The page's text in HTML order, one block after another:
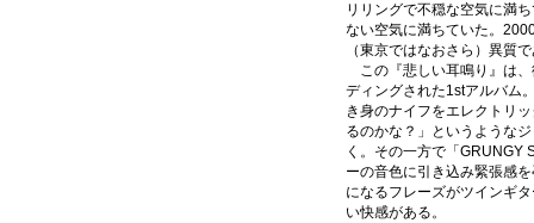
リリングで不穏な空気に満
ない空気に満ちていた。
（東京ではなおさら）異質
この『悲しい耳鳴り』は
ディングされた1stアルバム
き身のナイフをエレクトリ
るのかな？」というような
く。その一方で「GRUNGY
ーの音色に引き込み緊張感
になるフレーズがツインギ
い快感がある。